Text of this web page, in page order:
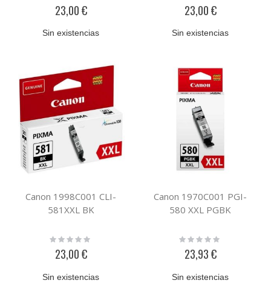
23,00 €
Sin existencias
23,00 €
Sin existencias
Canon 1998C001 CLI-
581XXL BK
Rating:
23,00 €
Sin existencias
Canon 1970C001 PGI-
580 XXL PGBK
Rating:
23,93 €
Sin existencias